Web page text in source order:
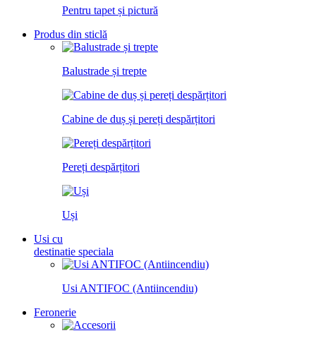
Pentru tapet și pictură
Produs din sticlă
Balustrade și trepte
Cabine de duș și pereți despărțitori
Pereți despărțitori
Uși
Usi cu
destinatie speciala
Usi ANTIFOC (Antiincendiu)
Feronerie